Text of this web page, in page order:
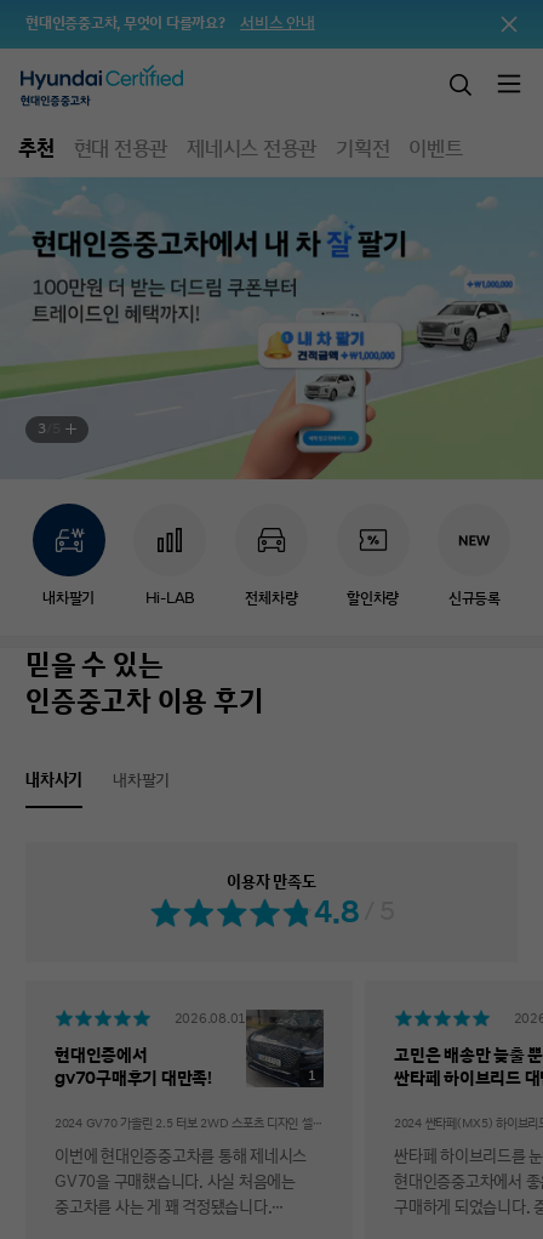
현대인증중고차, 무엇이 다를까요? 서비스 안내
추천 현대 전용관 제네시스 전용관 기획전 이벤트
3
내차팔기 Hi-LAB 전체차량 할인차량 신규등록
믿을 수 있는
인증중고차 이용 후기
내차사기 내차팔기
이용자 만족도
4.8
2026.08.01
현대인증에서
gv70구매후기 대만족!
1
2024 GV70 가솔린 2.5 터보 2WD 스포츠 디자인 셀렉션Ⅱ
이번에 현대인증중고차를 통해 제네시스
GV70을 구매했습니다. 사실 처음에는
중고차를 사는 게 꽤 걱정됐습니다.
고민은 배송만 늦출
싼타페 하이브리드
싼타페 하이브리드를
현대인증중고차에서
구매하게 되었습니다.